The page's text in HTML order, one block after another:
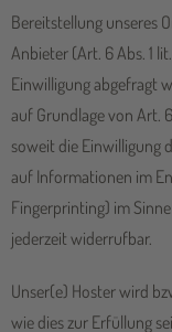
Bereitstellung unseres
Anbieter (Art. 6 Abs. 1
Einwilligung abgefragt
auf Grundlage von Art. 6
soweit die Einwilligung
auf Informationen im
Fingerprinting) im
jederzeit widerrufbar.
Unser(e) Hoster wird
wie dies zur Erfüllung